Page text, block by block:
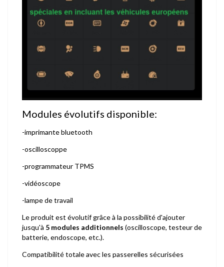
Modules évolutifs disponible:
-imprimante bluetooth
-oscilloscoppe
-programmateur TPMS
-vidéoscope
-lampe de travail
Le produit est évolutif grâce à la possibilité d'ajouter
jusqu'à 5 modules additionnels (oscilloscope, testeur de
batterie, endoscope, etc.).
Compatibilité totale avec les passerelles sécurisées